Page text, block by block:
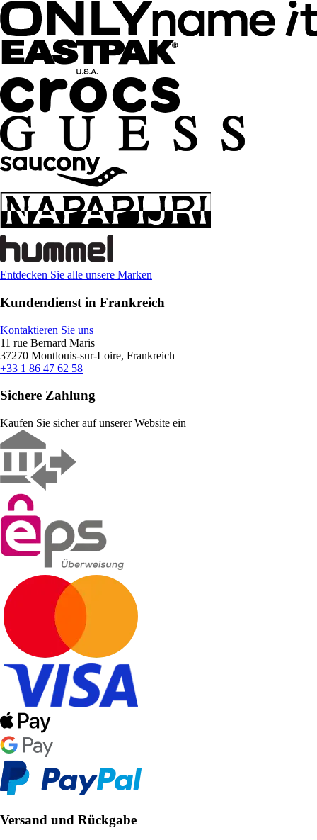
Entdecken Sie alle unsere Marken
Kundendienst in Frankreich
Kontaktieren Sie uns
11 rue Bernard Maris
37270 Montlouis-sur-Loire, Frankreich
+33 1 86 47 62 58
Sichere Zahlung
Kaufen Sie sicher auf unserer Website ein
Versand und Rückgabe